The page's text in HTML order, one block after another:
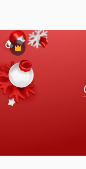
Premium